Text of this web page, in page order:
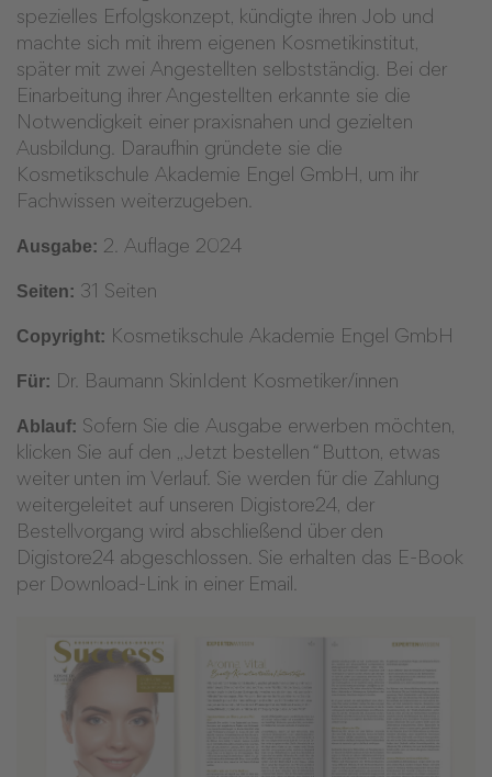
spezielles Erfolgskonzept, kündigte ihren Job und
machte sich mit ihrem eigenen Kosmetikinstitut,
später mit zwei Angestellten selbstständig. Bei der
Einarbeitung ihrer Angestellten erkannte sie die
Notwendigkeit einer praxisnahen und gezielten
Ausbildung. Daraufhin gründete sie die
Kosmetikschule Akademie Engel GmbH, um ihr
Fachwissen weiterzugeben.
Ausgabe: 2. Auflage 2024
Seiten: 31 Seiten
Copyright: Kosmetikschule Akademie Engel GmbH
Für: Dr. Baumann SkinIdent Kosmetiker/innen
Ablauf: Sofern Sie die Ausgabe erwerben möchten,
klicken Sie auf den „Jetzt bestellen
Button, etwas
weiter unten im Verlauf. Sie werden für die Zahlung
weitergeleitet auf unseren Digistore24, der
Bestellvorgang wird abschließend über den
Digistore24 abgeschlossen. Sie erhalten das E-Book
per Download-Link in einer Email.